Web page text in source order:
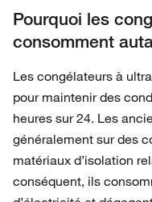
Pourquoi les
consomment
Les congélateurs à
pour maintenir des
heures sur 24. Les
généralement sur des
matériaux d’isolation
conséquent, ils